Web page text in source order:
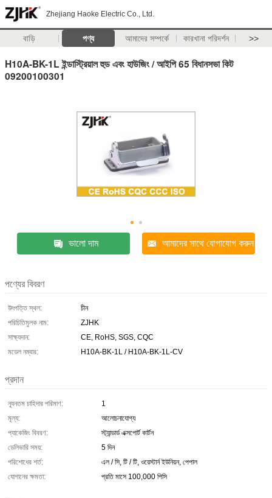
Zhejiang Haoke Electric Co., Ltd.
বাড়ি পণ্য আমাদের সম্পর্কে কারখানা পরিদর্শন >>
H10A-BK-1L ইন্ডাস্ট্রিয়াল হুড এবং হাউজিং / আইপি 65 বিধানসভা কিট
09200100301
ভালো দাম আমাদের সাথে যোগাযোগ করুন
পণ্যের বিবরণ
উৎপত্তি স্থল:
চীন
পরিচিতিমুলক নাম:
ZJHK
সাক্ষ্যদান:
CE, RoHS, SGS, CQC
মডেল নম্বার:
H10A-BK-1L / H10A-BK-1L-CV
প্রদান
ন্যূনতম চাহিদার পরিমাণ:
1
মূল্য:
আলোচনাযোগ্য
প্যাকেজিং বিবরণ:
স্ট্যান্ডার্ড এক্সপোর্ট কার্টন
ডেলিভারি সময়:
5 দিন
পরিশোধের শর্ত:
এল / সি, টি / টি, ওয়েস্টার্ন ইউনিয়ন, পেপাল
যোগানের ক্ষমতা:
প্রতি মাসে 100,000 পিসি